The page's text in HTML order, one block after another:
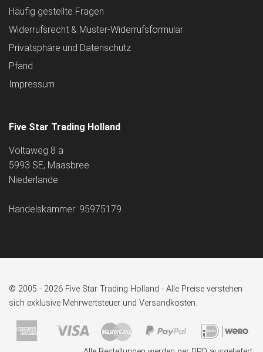
Häufig gestellte Fragen
Widerrufsrecht & Muster-Widerrufsformular
Privatsphäre und Datenschutz
Pfand
Impressum
Five Star Trading Holland
Voltaweg 8 a
5993 SE, Maasbree
Niederlande
Handelskammer: 95975179
© 2005 - 2026 Five Star Trading Holland - Alle Preise verstehen
sich exklusive Mehrwertsteuer und Versandkosten.